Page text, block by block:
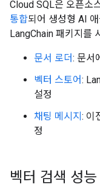
Cloud SQL은 오픈소
통합되어 생성형 AI
LangChain 패키지를
문서 로더: 문서
벡터 스토어:
설정
채팅 메시지 : 이
정
벡터 검색 성